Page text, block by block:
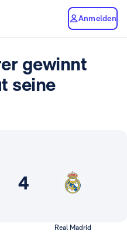
Anmelden
gewinnt
seine
4
Real Madrid